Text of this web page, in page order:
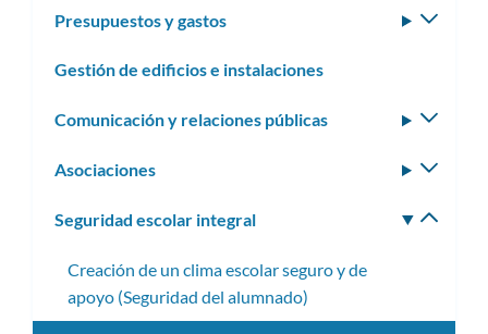
Presupuestos y gastos
Gestión de edificios e instalaciones
Comunicación y relaciones públicas
Asociaciones
Seguridad escolar integral
Creación de un clima escolar seguro y de
apoyo (Seguridad del alumnado)